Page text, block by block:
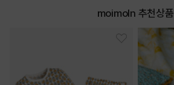
moimoln 추천상품